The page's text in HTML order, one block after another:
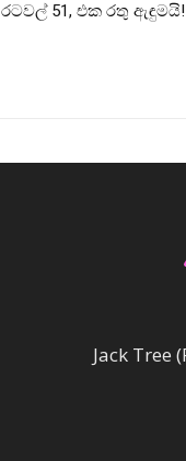
රටවල් 51, එක රතු ඇඳුමයි!
Jack Tree